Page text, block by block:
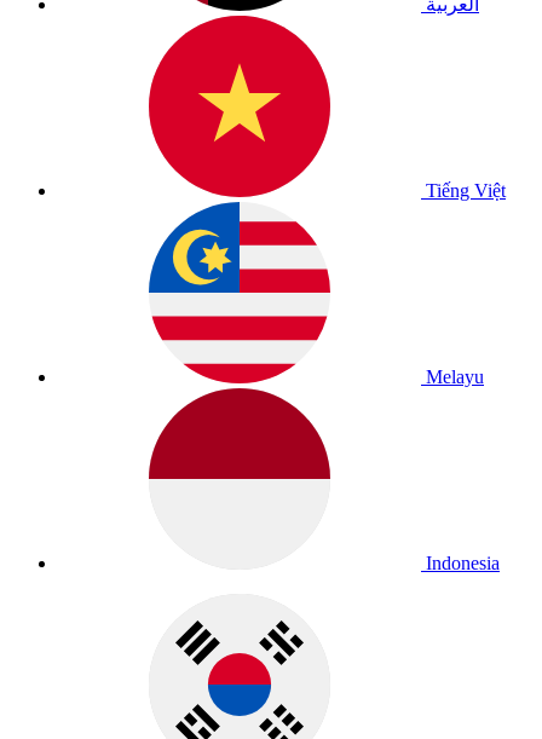
العربية
Tiếng Việt
Melayu
Indonesia